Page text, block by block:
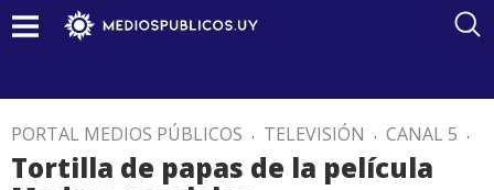
PORTAL MEDIOS PÚBLICOS . TELEVISIÓN . CANAL 5 .
Tortilla de papas de la película